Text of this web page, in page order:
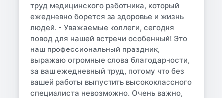
труд медицинского работника, который
ежедневно борется за здоровье и жизнь
людей. - Уважаемые коллеги, сегодня
повод для нашей встречи особенный! Это
наш профессиональный праздник,
выражаю огромные слова благодарности,
за ваш ежедневный труд, потому что без
вашей работы выпустить высококлассного
специалиста невозможно. Очень важно,